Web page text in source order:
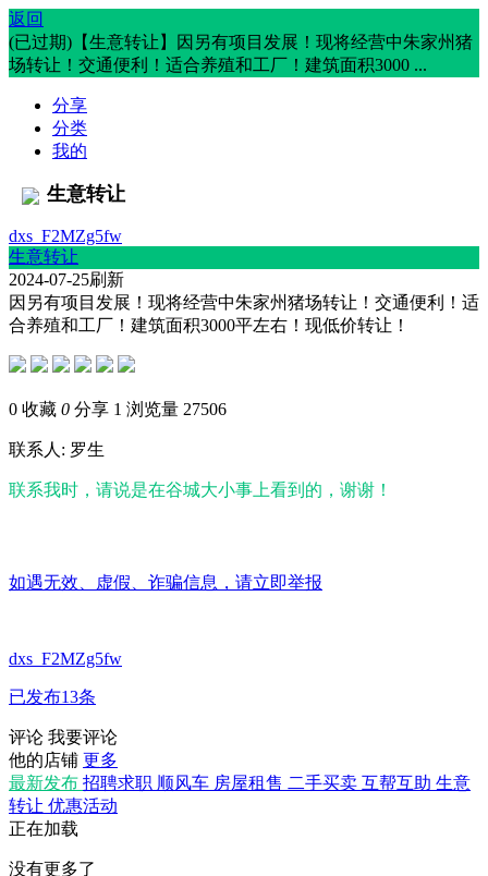
返回
(已过期)【生意转让】因另有项目发展！现将经营中朱家州猪
场转让！交通便利！适合养殖和工厂！建筑面积3000 ...
分享
分类
我的
生意转让
dxs_F2MZg5fw
生意转让
2024-07-25刷新
因另有项目发展！现将经营中朱家州猪场转让！交通便利！适
合养殖和工厂！建筑面积3000平左右！现低价转让！
0 收藏 0 分享 1 浏览量 27506
联系人: 罗生
联系我时，请说是在谷城大小事上看到的，谢谢！
如遇无效、虚假、诈骗信息，请立即举报
dxs_F2MZg5fw
已发布13条
评论 我要评论
他的店铺 更多
最新发布 招聘求职 顺风车 房屋租售 二手买卖 互帮互助 生意
转让 优惠活动
正在加载
没有更多了